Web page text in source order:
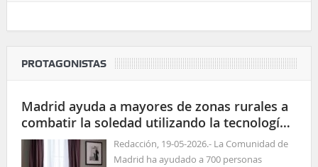
PROTAGONISTAS
Madrid ayuda a mayores de zonas rurales a
combatir la soledad utilizando la tecnología
para las relaciones socialesRedacción, 19-05-2026.- La Comunidad de
Madrid ha ayudado a 700 personas